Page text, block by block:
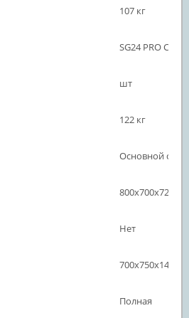
107 кг
SG24 PRO CFG
шт
122 кг
Основной
800х700х720
Нет
700х750х140
Полная